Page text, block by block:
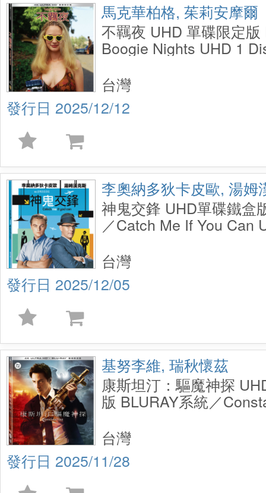
馬克華柏格, 茱莉安摩爾
不羈夜 UHD 單碟限定
Boogie Nights UHD 1
2025/12/12
台灣
李奧納多狄卡皮歐, 湯姆
神鬼交鋒 UHD單碟鐵盒
／Catch Me If You Can
2025/12/05
台灣
基努李維, 瑞秋懷茲
康斯坦汀：驅魔神探
版 BLURAY系統／
2025/11/28
台灣